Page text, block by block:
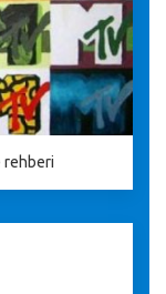
rehberi